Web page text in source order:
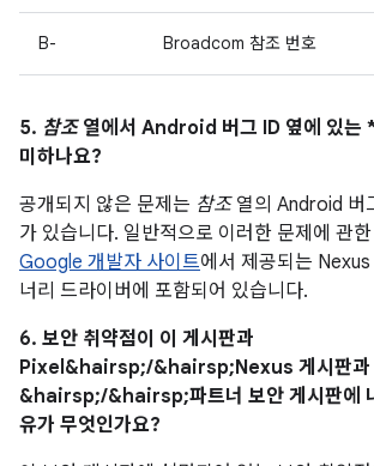
B- Broadcom 참조 번호
5. 참조열에서 Android 버그 ID 옆에 있는 *
미하나요?
공개되지 않은 문제는 참조열의 Android 버
가 있습니다. 일반적으로 이러한 문제에 관
Google 개발자 사이트에서 제공되는 Nexus
너리 드라이버에 포함되어 있습니다.
6. 보안 취약점이 이 게시판과
Pixel&hairsp;/&hairsp;Nexus 게시판과
&hairsp;/&hairsp;파트너 보안 게시판에
유가 무엇인가요?